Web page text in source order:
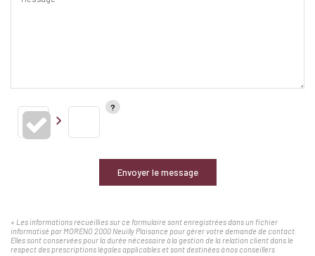
Envoyer le message
« Les informations recueillies sur ce formulaire sont enregistrées dans un fichier
informatisé par MORENO 2000 Neuilly Plaisance pour gérer votre demande de contact.
Elles sont conservées pour la durée nécessaire à la gestion de la relation client dans le
respect des prescriptions légales applicables et sont destinées à nos conseillers